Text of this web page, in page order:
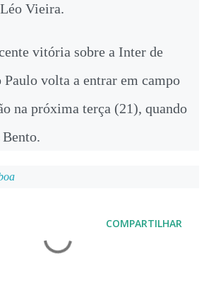
Vieira.
vitória sobre a Inter de
volta a entrar em campo
na próxima terça (21), quando
COMPARTILHAR